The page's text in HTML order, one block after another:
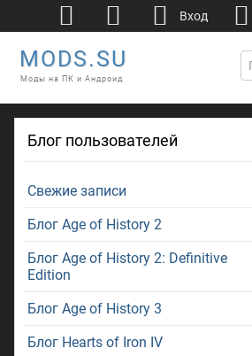
MODS.SU
Моды на ПК и Андроид
Блог пользователей
Свежие записи
Блог Age of History 2
Блог Age of History 2: Definitive
Edition
Блог Age of History 3
Блог Hearts of Iron IV
Вход